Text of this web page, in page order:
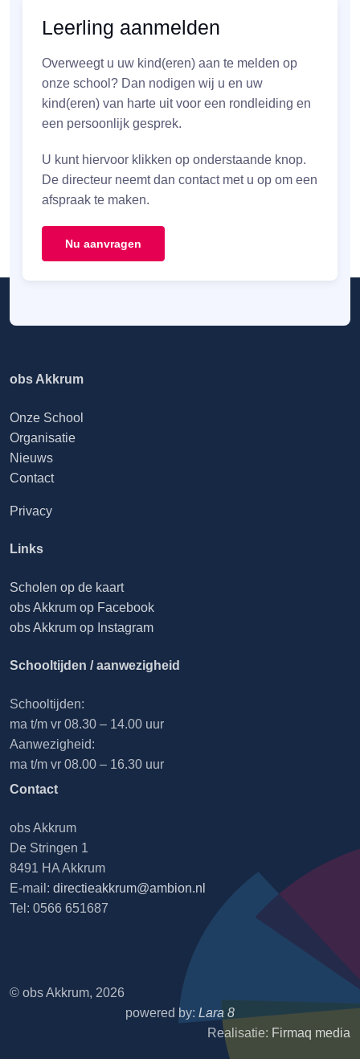
Leerling aanmelden
Overweegt u uw kind(eren) aan te melden op
onze school? Dan nodigen wij u en uw
kind(eren) van harte uit voor een rondleiding en
een persoonlijk gesprek.
U kunt hiervoor klikken op onderstaande knop.
De directeur neemt dan contact met u op om een
afspraak te maken.
Nu aanvragen
obs Akkrum
Onze School
Organisatie
Nieuws
Contact
Privacy
Links
Scholen op de kaart
obs Akkrum op Facebook
obs Akkrum op Instagram
Schooltijden / aanwezigheid
Schooltijden:
ma t/m vr 08.30 – 14.00 uur
Aanwezigheid:
ma t/m vr 08.00 – 16.30 uur
Contact
obs Akkrum
De Stringen 1
8491 HA Akkrum
E-mail: directieakkrum@ambion.nl
Tel: 0566 651687
© obs Akkrum, 2026
powered by: Lara 8
Realisatie: Firmaq media